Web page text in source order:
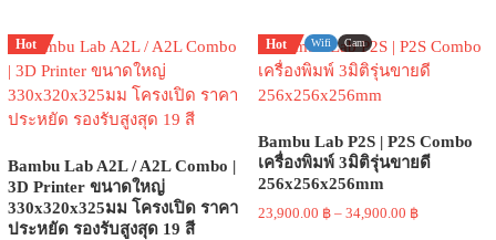
variants.
The
options
may
chosen
on
the
variants.
The
options
be
chosen
the
Hot
Bambu Lab A2L / A2L Combo |
3D Printer ขนาดใหญ่
330x320x325มม โครงเปิด ราคา
ประหยัด รองรับสูงสุด 19 สี
Hot Wifi Cam
Bambu Lab P2S | P2S Combo
เครื่องพิมพ์ 3มิติรุ่นขายดี
256x256x256mm
23,900.00 ฿ – 34,900.00 ฿Price